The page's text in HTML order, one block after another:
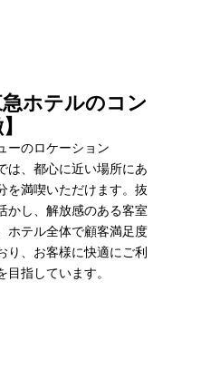
急ホテルのコン
ーのロケーション
は、都心に近い場所にあ
を満喫いただけます。抜
かし、解放感のある客室
ホテル全体で顧客満足度
り、お客様に快適にご利
指しています。